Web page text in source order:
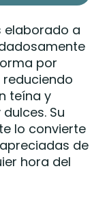
elaborado a
por
teína y
Su
lo convierte
de
hora del